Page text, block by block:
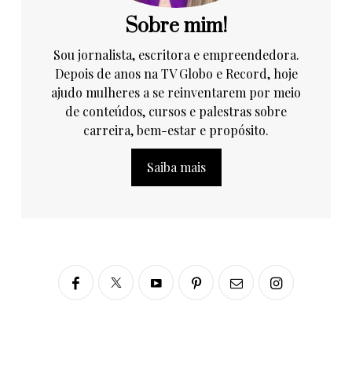
Sobre mim!
Sou jornalista, escritora e empreendedora.
Depois de anos na TV Globo e Record, hoje
ajudo mulheres a se reinventarem por meio
de conteúdos, cursos e palestras sobre
carreira, bem-estar e propósito.
Saiba mais